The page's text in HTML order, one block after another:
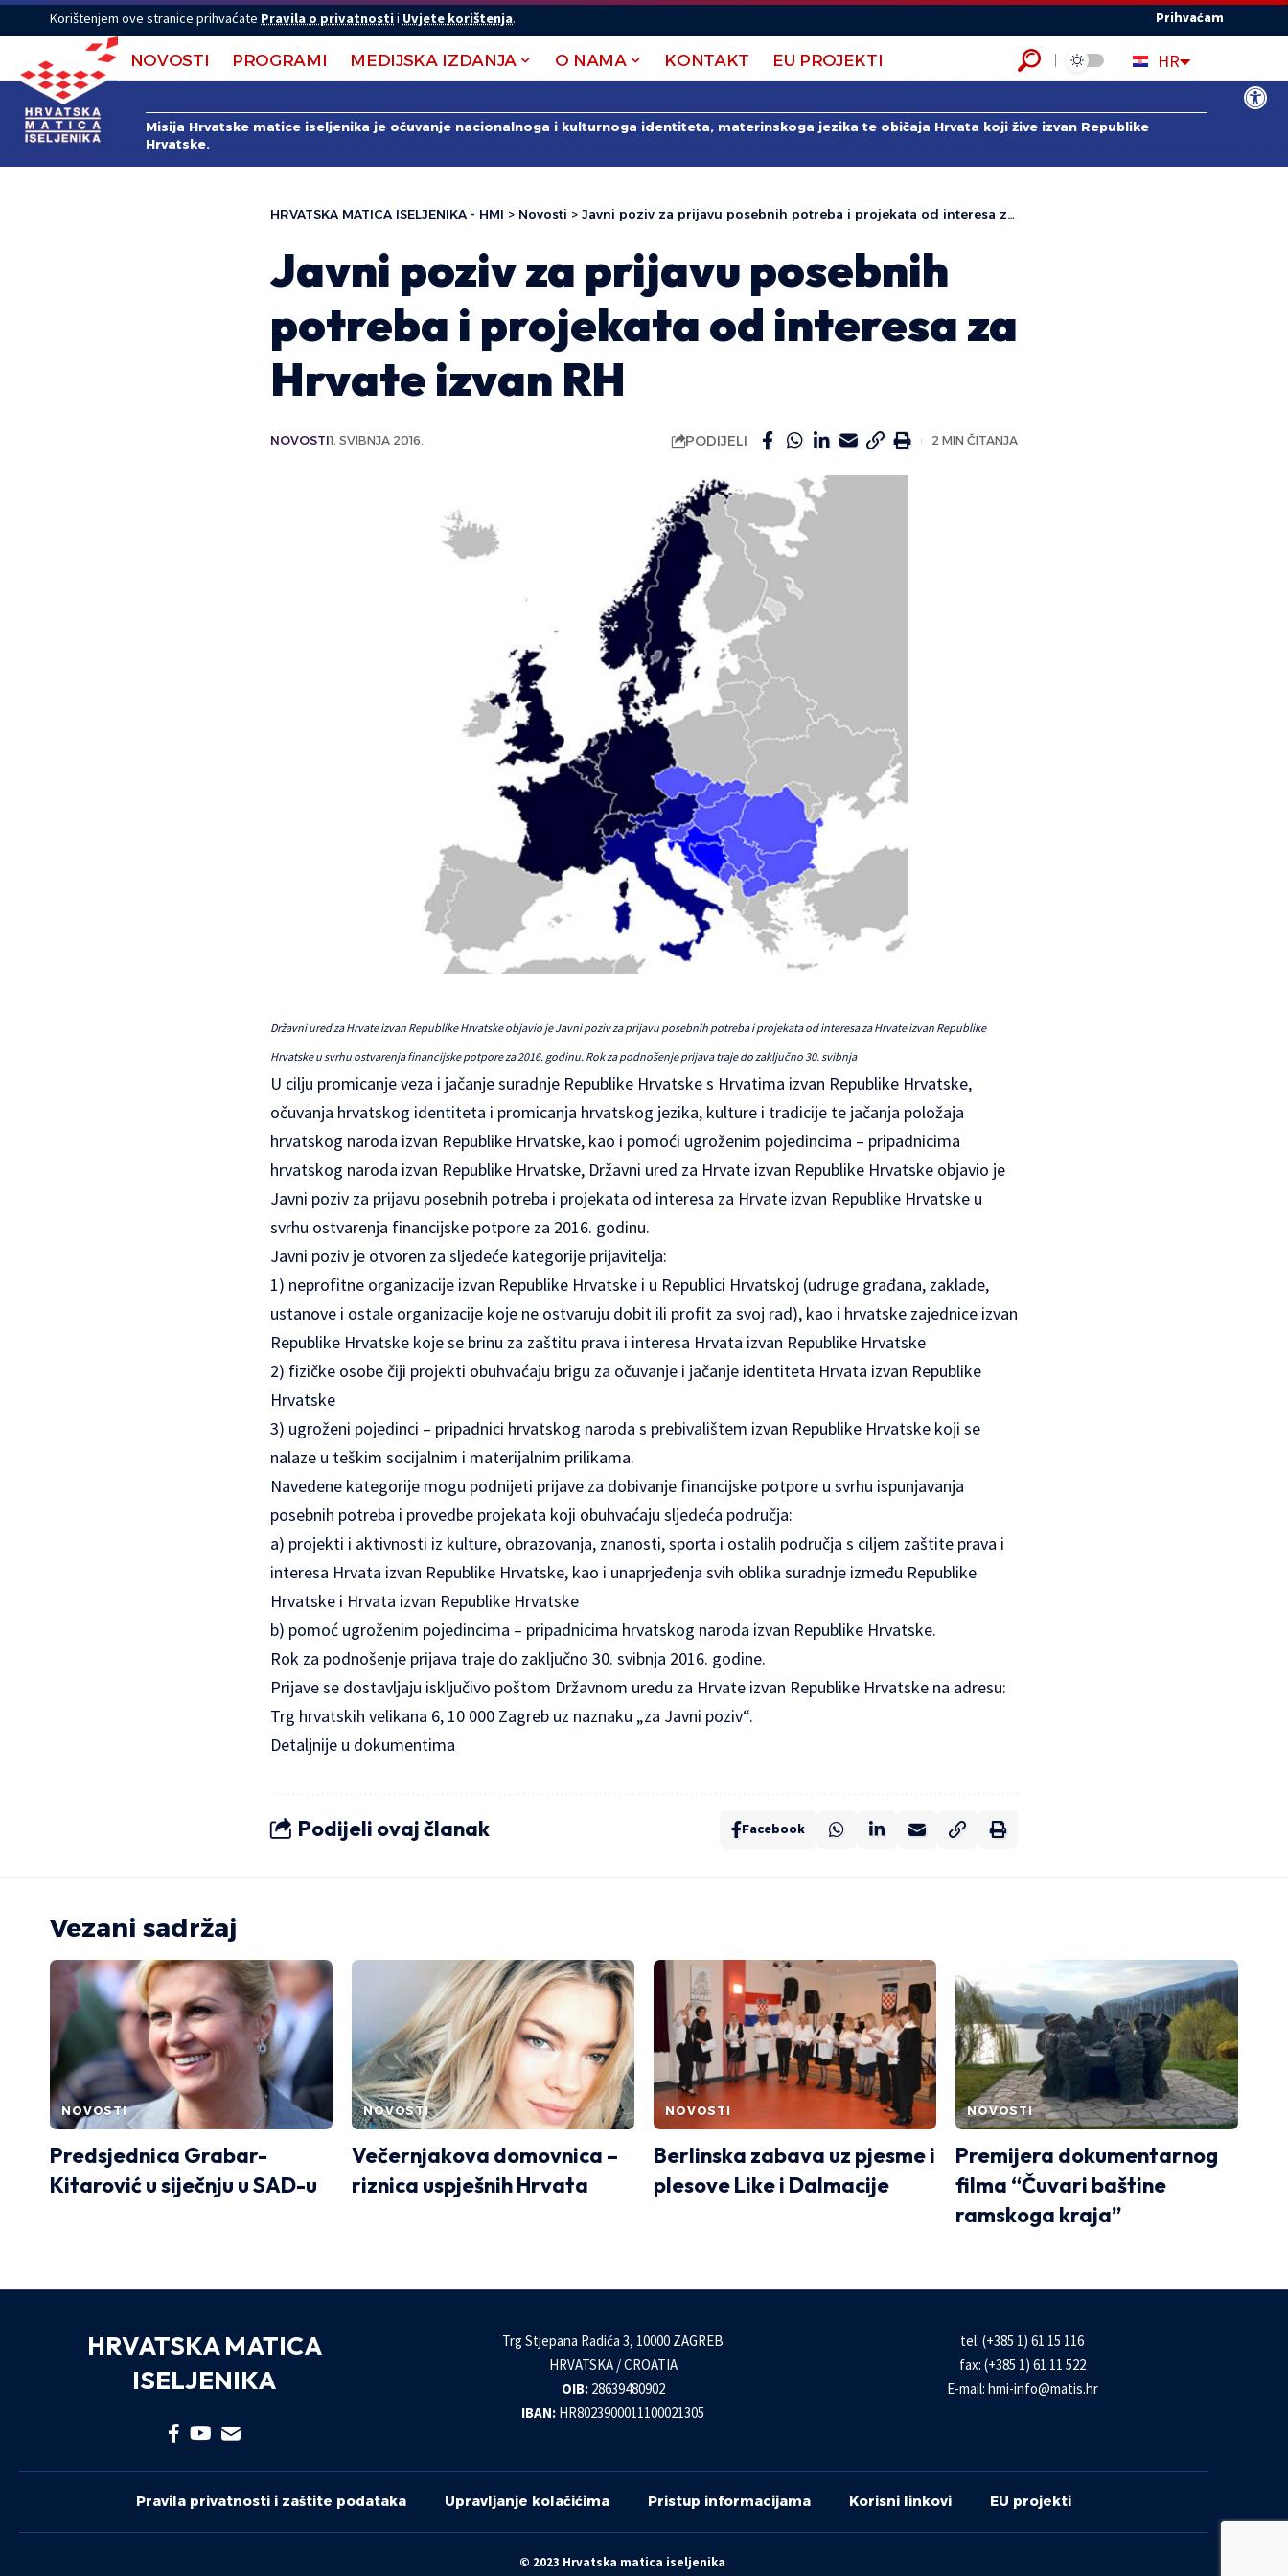
Open
Korištenjem ove stranice prihvaćate Pravila o privatnostii Uvjete korištenja. Prihvaćam
NOVOSTI PROGRAMI MEDIJSKA IZDANJA O NAMA KONTAKT EU PROJEKTI HR
EN
ES
Misija Hrvatske matice iseljenika je očuvanje nacionalnoga i kulturnoga identiteta, materinskoga jezika te običaja Hrvata koji žive izvan Republike
Hrvatske.
HRVATSKA MATICA ISELJENIKA - HMI > Novosti > Javni poziv za prijavu posebnih potreba i projekata od interesa za Hrvate izvan RH
Javni poziv za prijavu posebnih
potreba i projekata od interesa za
Hrvate izvan RH
NOVOSTI1. SVIBNJA 2016. PODIJELI 2 MIN ČITANJA
Državni ured za Hrvate izvan Republike Hrvatske objavio je Javni poziv za prijavu posebnih potreba i projekata od interesa za Hrvate izvan Republike
Hrvatske u svrhu ostvarenja financijske potpore za 2016. godinu. Rok za podnošenje prijava traje do zaključno 30. svibnja
U cilju promicanje veza i jačanje suradnje Republike Hrvatske s Hrvatima izvan Republike Hrvatske,
očuvanja hrvatskog identiteta i promicanja hrvatskog jezika, kulture i tradicije te jačanja položaja
hrvatskog naroda izvan Republike Hrvatske, kao i pomoći ugroženim pojedincima – pripadnicima
hrvatskog naroda izvan Republike Hrvatske, Državni ured za Hrvate izvan Republike Hrvatske objavio je
Javni poziv za prijavu posebnih potreba i projekata od interesa za Hrvate izvan Republike Hrvatske u
svrhu ostvarenja financijske potpore za 2016. godinu.
Javni poziv je otvoren za sljedeće kategorije prijavitelja:
1) neprofitne organizacije izvan Republike Hrvatske i u Republici Hrvatskoj (udruge građana, zaklade,
ustanove i ostale organizacije koje ne ostvaruju dobit ili profit za svoj rad), kao i hrvatske zajednice izvan
Republike Hrvatske koje se brinu za zaštitu prava i interesa Hrvata izvan Republike Hrvatske
2) fizičke osobe čiji projekti obuhvaćaju brigu za očuvanje i jačanje identiteta Hrvata izvan Republike
Hrvatske
3) ugroženi pojedinci – pripadnici hrvatskog naroda s prebivalištem izvan Republike Hrvatske koji se
nalaze u teškim socijalnim i materijalnim prilikama.
Navedene kategorije mogu podnijeti prijave za dobivanje financijske potpore u svrhu ispunjavanja
posebnih potreba i provedbe projekata koji obuhvaćaju sljedeća područja:
a) projekti i aktivnosti iz kulture, obrazovanja, znanosti, sporta i ostalih područja s ciljem zaštite prava i
interesa Hrvata izvan Republike Hrvatske, kao i unaprjeđenja svih oblika suradnje između Republike
Hrvatske i Hrvata izvan Republike Hrvatske
b) pomoć ugroženim pojedincima – pripadnicima hrvatskog naroda izvan Republike Hrvatske.
Rok za podnošenje prijava traje do zaključno 30. svibnja 2016. godine.
Prijave se dostavljaju isključivo poštom Državnom uredu za Hrvate izvan Republike Hrvatske na adresu:
Trg hrvatskih velikana 6, 10 000 Zagreb uz naznaku „za Javni poziv“.
Detaljnije u dokumentima
Podijeli ovaj članak Facebook
Vezani sadržaj
NOVOSTI
Predsjednica Grabar-
Kitarović u siječnju u SAD-u
NOVOSTI
Večernjakova domovnica –
riznica uspješnih Hrvata
NOVOSTI
Berlinska zabava uz pjesme i
plesove Like i Dalmacije
NOVOSTI
Premijera dokumentarnog
filma “Čuvari baštine
ramskoga kraja”
HRVATSKA MATICA
ISELJENIKA
Trg Stjepana Radića 3, 10000 ZAGREB
HRVATSKA / CROATIA
OIB:28639480902
IBAN: HR8023900011100021305
tel: (+385 1) 61 15 116
fax: (+385 1) 61 11 522
E-mail: hmi-info@matis.hr
Pravila privatnosti i zaštite podataka Upravljanje kolačićima Pristup informacijama Korisni linkovi EU projekti
© 2023 Hrvatska matica iseljenika